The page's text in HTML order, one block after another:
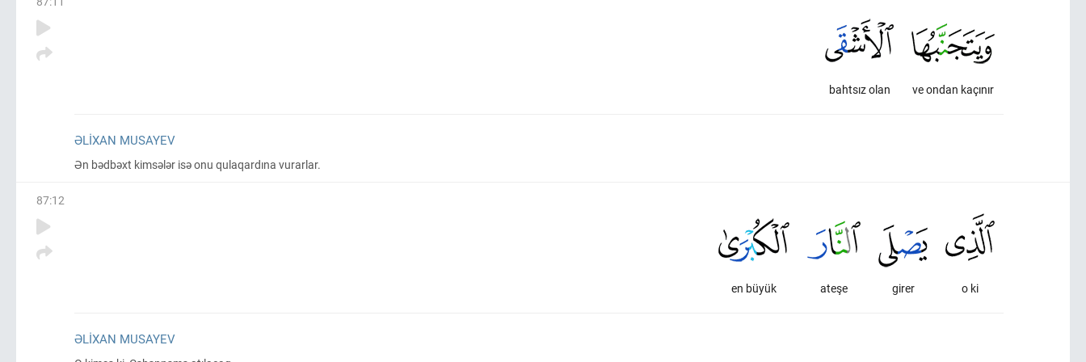
ve ondan kaçınır
bahtsız olan
ƏLIXAN MUSAYEV
Ən bədbəxt kimsələr isə onu qulaqardına vurarlar.
87:12
o ki
girer
ateşe
en büyük
ƏLIXAN MUSAYEV